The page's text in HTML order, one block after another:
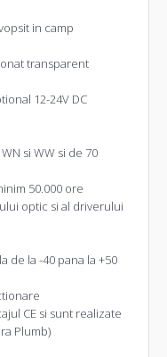
in camp
transparent
12-24V DC
si WW si de 70
50.000 ore
optic si al driverului
de la -40 pana la +50
CE si sunt realizate
Plumb)